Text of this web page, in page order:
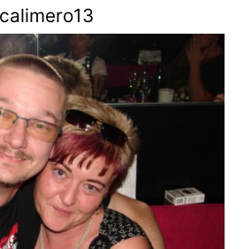
calimero13